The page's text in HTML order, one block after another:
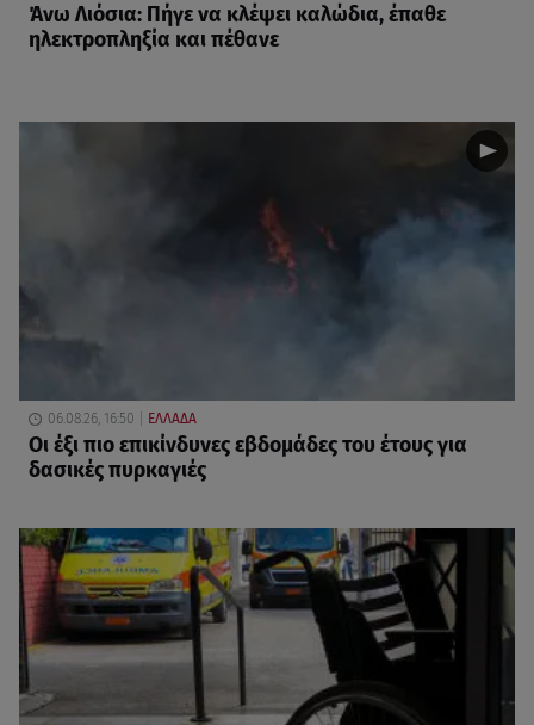
Άνω Λιόσια: Πήγε να κλέψει καλώδια, έπαθε
ηλεκτροπληξία και πέθανε
06.08.26, 16:50 ΕΛΛΑΔΑ
Οι έξι πιο επικίνδυνες εβδομάδες του έτους για
δασικές πυρκαγιές